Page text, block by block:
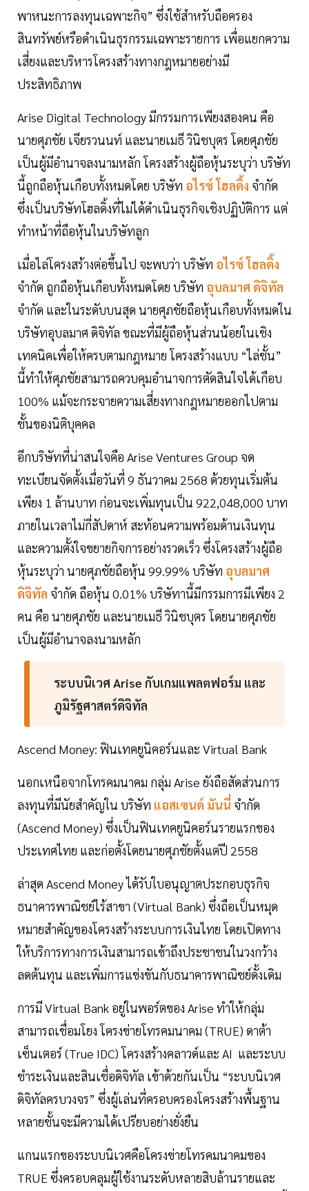
พาหนะการลงทุนเฉพาะกิจ” ซึ่งใช้สำหรับถือครอง
สินทรัพย์หรือดำเนินธุรกรรมเฉพาะรายการ เพื่อแยกความ
เสี่ยงและบริหารโครงสร้างทางกฎหมายอย่างมี
ประสิทธิภาพ
Arise Digital Technology มีกรรมการเพียงสองคน คือ
นายศุภชัย เจียรวนนท์ และนายเมธี วินิชบุตร โดยศุภชัย
เป็นผู้มีอำนาจลงนามหลัก โครงสร้างผู้ถือหุ้นระบุว่า บริษัท
นี้ถูกถือหุ้นเกือบทั้งหมดโดย บริษัท อไรซ์ โฮลดิ้ง จำกัด
ซึ่งเป็นบริษัทโฮลดิ้งที่ไม่ได้ดำเนินธุรกิจเชิงปฏิบัติการ แต่
ทำหน้าที่ถือหุ้นในบริษัทลูก
เมื่อไล่โครงสร้างต่อขึ้นไป จะพบว่า บริษัท อไรซ์ โฮลดิ้ง
จำกัด ถูกถือหุ้นเกือบทั้งหมดโดย บริษัท อุบลมาศ ดิจิทัล
จำกัด และในระดับบนสุด นายศุภชัยถือหุ้นเกือบทั้งหมดใน
บริษัทอุบลมาศ ดิจิทัล ขณะที่มีผู้ถือหุ้นส่วนน้อยในเชิง
เทคนิคเพื่อให้ครบตามกฎหมาย โครงสร้างแบบ “ไล่ชั้น”
นี้ทำให้ศุภชัยสามารถควบคุมอำนาจการตัดสินใจได้เกือบ
100% แม้จะกระจายความเสี่ยงทางกฎหมายออกไปตาม
ชั้นของนิติบุคคล
อีกบริษัทที่น่าสนใจคือ Arise Ventures Group จด
ทะเบียนจัดตั้งเมื่อวันที่ 9 ธันวาคม 2568 ด้วยทุนเริ่มต้น
เพียง 1 ล้านบาท ก่อนจะเพิ่มทุนเป็น 922,048,000 บาท
ภายในเวลาไม่กี่สัปดาห์ สะท้อนความพร้อมด้านเงินทุน
และความตั้งใจขยายกิจการอย่างรวดเร็ว ซึ่งโครงสร้างผู้ถือ
หุ้นระบุว่า นายศุภชัยถือหุ้น 99.99% บริษัท อุบลมาศ
ดิจิทัล จำกัด ถือหุ้น 0.01% บริษัทานี้มีกรรมการมีเพียง 2
คน คือ นายศุภชัย และนายเมธี วินิชบุตร โดยนายศุภชัย
เป็นผู้มีอำนาจลงนามหลัก
ระบบนิเวศ Arise กับเกมแพลตฟอร์ม และ
ภูมิรัฐศาสตร์ดิจิทัล
Ascend Money: ฟินเทคยูนิคอร์นและ Virtual Bank
นอกเหนือจากโทรคมนาคม กลุ่ม Arise ยังถือสัดส่วนการ
ลงทุนที่มีนัยสำคัญใน บริษัท แอสเซนด์ มันนี่ จำกัด
(Ascend Money) ซึ่งเป็นฟินเทคยูนิคอร์นรายแรกของ
ประเทศไทย และก่อตั้งโดยนายศุภชัยตั้งแต่ปี 2558
ล่าสุด Ascend Money ได้รับใบอนุญาตประกอบธุรกิจ
ธนาคารพาณิชย์ไร้สาขา (Virtual Bank) ซึ่งถือเป็นหมุด
หมายสำคัญของโครงสร้างระบบการเงินไทย โดยเปิดทาง
ให้บริการทางการเงินสามารถเข้าถึงประชาชนในวงกว้าง
ลดต้นทุน และเพิ่มการแข่งขันกับธนาคารพาณิชย์ดั้งเดิม
การมี Virtual Bank อยู่ในพอร์ตของ Arise ทำให้กลุ่ม
สามารถเชื่อมโยง โครงข่ายโทรคมนาคม (TRUE) ดาต้า
เซ็นเตอร์ (True IDC) โครงสร้างคลาวด์และ AI และระบบ
ชำระเงินและสินเชื่อดิจิทัล เข้าด้วยกันเป็น “ระบบนิเวศ
ดิจิทัลครบวงจร” ซึ่งผู้เล่นที่ครอบครองโครงสร้างพื้นฐาน
หลายชั้นจะมีความได้เปรียบอย่างยั่งยืน
แกนแรกของระบบนิเวศคือโครงข่ายโทรคมนาคมของ
TRUE ซึ่งครอบคลุมผู้ใช้งานระดับหลายสิบล้านรายและ